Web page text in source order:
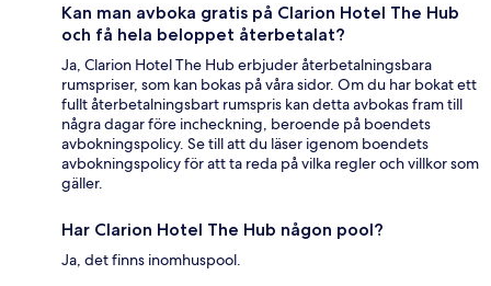
Kan man avboka gratis på Clarion Hotel The Hub
och få hela beloppet återbetalat?
Ja, Clarion Hotel The Hub erbjuder återbetalningsbara
rumspriser, som kan bokas på våra sidor. Om du har bokat ett
fullt återbetalningsbart rumspris kan detta avbokas fram till
några dagar före incheckning, beroende på boendets
avbokningspolicy. Se till att du läser igenom boendets
avbokningspolicy för att ta reda på vilka regler och villkor som
gäller.
Har Clarion Hotel The Hub någon pool?
Ja, det finns inomhuspool.